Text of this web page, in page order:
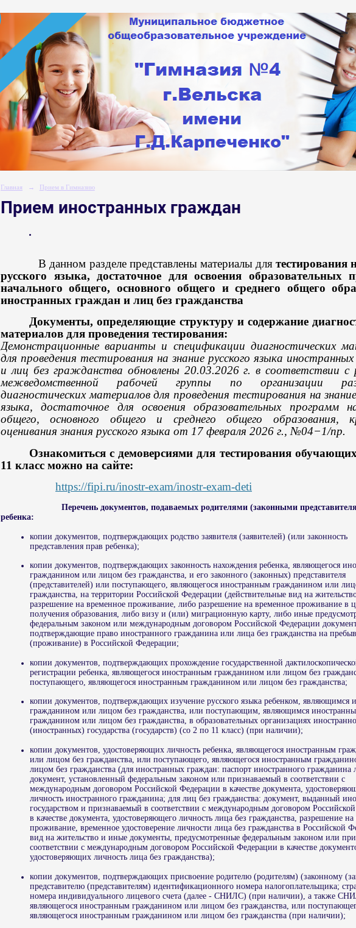
Главная → Прием в Гимназию
Прием иностранных граждан
В данном разделе представлены материалы для тестирования
русского языка, достаточное для освоения образовательных
начального общего, основного общего и среднего общего
иностранных граждан и лиц без гражданства
Документы, определяющие структуру и содержание
материалов для проведения тестирования:
Демонстрационные варианты и спецификации диагностических
для проведения тестирования на знание русского языка
и лиц без гражданства обновлены 20.03.2026 г. в соответствии с
межведомственной рабочей группы по организации
диагностических материалов для проведения тестирования на знание
языка, достаточное для освоения образовательных программ
общего, основного общего и среднего общего образования,
оценивания знания русского языка от 17 февраля 2026 г., №04−1/пр.
Ознакомиться с демоверсиями для тестирования
11 класс можно на сайте:
https://fipi.ru/inostr-exam/inostr-exam-deti
Перечень документов, подаваемых родителями (законными
ребенка:
копии документов, подтверждающих родство заявителя (заявителей) (или законность
представления прав ребенка);
копии документов, подтверждающих законность нахождения ребенка, являющегося
гражданином или лицом без гражданства, и его законного (законных) представителя
(представителей) или поступающего, являющегося иностранным гражданином или
гражданства, на территории Российской Федерации (действительные вид на
разрешение на временное проживание, либо разрешение на временное проживание в
получения образования, либо визу и (или) миграционную карту, либо иные
федеральным законом или международным договором Российской Федерации
подтверждающие право иностранного гражданина или лица без гражданства на
(проживание) в Российской Федерации;
копии документов, подтверждающих прохождение государственной
регистрации ребенка, являющегося иностранным гражданином или лицом без
поступающего, являющегося иностранным гражданином или лицом без гражданства;
копии документов, подтверждающих изучение русского языка ребенком, являющимся
гражданином или лицом без гражданства, или поступающим, являющимся
гражданином или лицом без гражданства, в образовательных организациях
(иностранных) государства (государств) (со 2 по 11 класс) (при наличии);
копии документов, удостоверяющих личность ребенка, являющегося иностранным
или лицом без гражданства, или поступающего, являющегося иностранным
лицом без гражданства (для иностранных граждан: паспорт иностранного гражданина
документ, установленный федеральным законом или признаваемый в соответствии с
международным договором Российской Федерации в качестве документа,
личность иностранного гражданина; для лиц без гражданства: документ, выданный
государством и признаваемый в соответствии с международным договором
в качестве документа, удостоверяющего личность лица без гражданства, разрешение
проживание, временное удостоверение личности лица без гражданства в Российской
вид на жительство и иные документы, предусмотренные федеральным законом или
соответствии с международным договором Российской Федерации в качестве
удостоверяющих личность лица без гражданства);
копии документов, подтверждающих присвоение родителю (родителям) (законному
представителю (представителям) идентификационного номера налогоплательщика;
номера индивидуального лицевого счета (далее - СНИЛС) (при наличии), а также
являющегося иностранным гражданином или лицом без гражданства, или
являющегося иностранным гражданином или лицом без гражданства (при наличии);